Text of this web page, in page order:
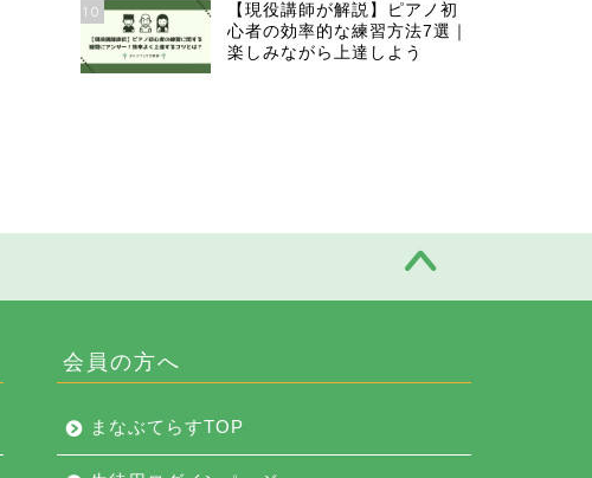
10
【現役講師が解説】ピアノ初
心者の効率的な練習方法7選｜
楽しみながら上達しよう
会員の方へ
まなぶてらすTOP